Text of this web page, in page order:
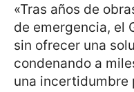
«Tras años de
de emergencia, el
sin ofrecer una
condenando a
una incertidumbre